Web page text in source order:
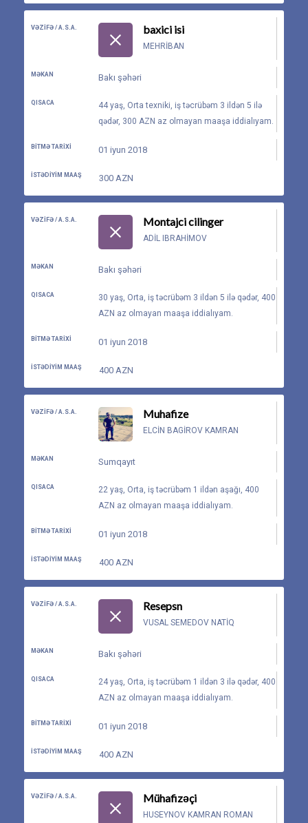
VƏZIFƏ / A.S.A. baxici isi
MEHRIBAN
MƏKAN Bakı şəhəri
QISACA
44 yaş, Orta texniki, iş təcrübəm 3 ildən 5 ilə
qədər, 300 AZN az olmayan maaşa iddialıyam.
BITMƏ TARIXI 01 iyun 2018
İSTƏDIYIM MAAŞ 300 AZN
VƏZIFƏ / A.S.A. Montajci cilinger
ADIL IBRAHIMOV
MƏKAN Bakı şəhəri
QISACA
30 yaş, Orta, iş təcrübəm 3 ildən 5 ilə qədər, 400
AZN az olmayan maaşa iddialıyam.
BITMƏ TARIXI 01 iyun 2018
İSTƏDIYIM MAAŞ 400 AZN
VƏZIFƏ / A.S.A. Muhafize
ELCIN BAGIROV KAMRAN
MƏKAN Sumqayıt
QISACA
22 yaş, Orta, iş təcrübəm 1 ildən aşağı, 400
AZN az olmayan maaşa iddialıyam.
BITMƏ TARIXI 01 iyun 2018
İSTƏDIYIM MAAŞ 400 AZN
VƏZIFƏ / A.S.A. Resepsn
VUSAL SEMEDOV NATIQ
MƏKAN Bakı şəhəri
QISACA
24 yaş, Orta, iş təcrübəm 1 ildən 3 ilə qədər, 400
AZN az olmayan maaşa iddialıyam.
BITMƏ TARIXI 01 iyun 2018
İSTƏDIYIM MAAŞ 400 AZN
VƏZIFƏ / A.S.A. Mühafizəçi
HUSEYNOV KAMRAN ROMAN